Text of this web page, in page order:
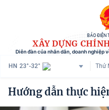
BÁO ĐIỆN
XÂY DỰNG
Diễn đàn của nhân dân, doanh
HN 23°-32° Thứ
Danh mục
Trang chủ
Hướng dẫn thực